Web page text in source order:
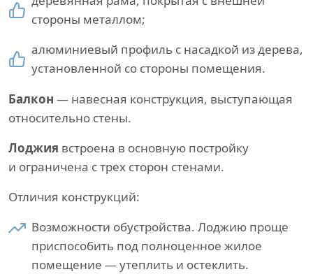
стороны металлом;
алюминиевый профиль с насадкой из дерева,
установленной со стороны помещения.
Балкон — навесная конструкция, выступающая
относительно стены.
Лоджия встроена в основную постройку
и ограничена с трех сторон стенами.
Отличия конструкций:
Возможности обустройства. Лоджию проще
приспособить под полноценное жилое
помещение — утеплить и остеклить.